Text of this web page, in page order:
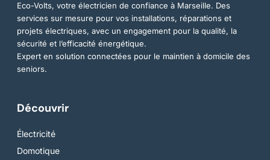
Eco-Volts, votre électricien de confiance à Marseille. Des
services sur mesure pour vos installations, réparations et
projets électriques, avec un engagement pour la qualité, la
sécurité et l’efficacité énergétique.
Expert en solution connectées pour le maintien à domicile des
seniors.
Découvrir
Électricité
Domotique